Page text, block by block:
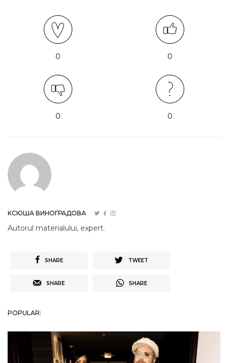
0 0
0 0
КСЮША ВИНОГРАДОВА
Autorul materialului, expert.
SHARE TWEET
SHARE SHARE
POPULAR: